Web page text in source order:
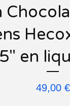
en
49,00 €